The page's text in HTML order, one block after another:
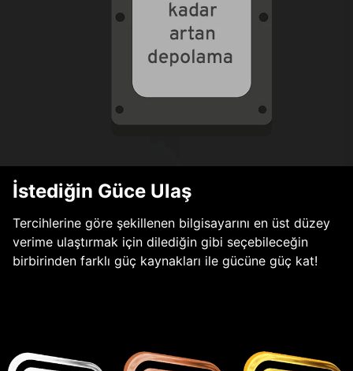
İstediğin Güce Ulaş
Tercihlerine göre şekillenen bilgisayarını en üst düzey
verime ulaştırmak için dilediğin gibi seçebileceğin
birbirinden farklı güç kaynakları ile gücüne güç kat!